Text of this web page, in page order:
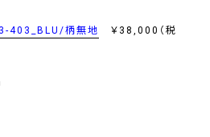
403_BLU/柄無地
￥38,000（税